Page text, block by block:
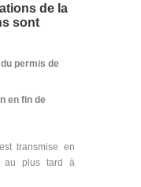
de la
sont
permis de
en fin de
transmise en
au plus tard à